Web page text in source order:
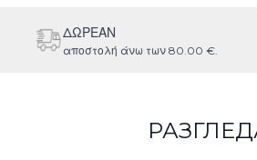
ΔΩΡΕΑΝ
αποστολή άνω των 80.00 €.